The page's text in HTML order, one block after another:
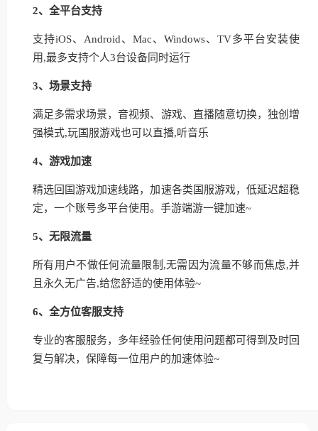
2、全平台支持
支持iOS、Android、Mac、Windows、TV多平台安装使
用,最多支持个人3台设备同时运行
3、场景支持
满足多需求场景，音视频、游戏、直播随意切换，独创增
强模式,玩国服游戏也可以直播,听音乐
4、游戏加速
精选回国游戏加速线路，加速各类国服游戏，低延迟超稳
定，一个账号多平台使用。手游端游一键加速~
5、无限流量
所有用户不做任何流量限制,无需因为流量不够而焦虑,并
且永久无广告,给您舒适的使用体验~
6、全方位客服支持
专业的客服服务，多年经验任何使用问题都可得到及时回
复与解决，保障每一位用户的加速体验~